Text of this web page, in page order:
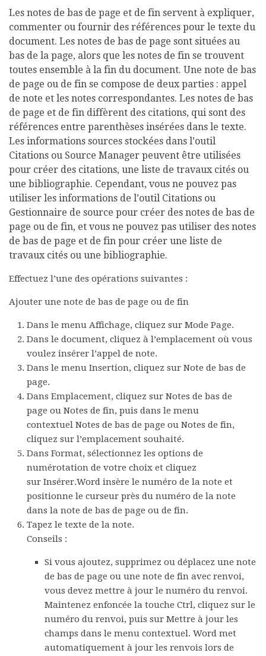
Les notes de bas de page et de fin servent à expliquer,
commenter ou fournir des références pour le texte du
document. Les notes de bas de page sont situées au
bas de la page, alors que les notes de fin se trouvent
toutes ensemble à la fin du document. Une note de bas
de page ou de fin se compose de deux parties : appel
de note et les notes correspondantes. Les notes de bas
de page et de fin diffèrent des citations, qui sont des
références entre parenthèses insérées dans le texte.
Les informations sources stockées dans l’outil
Citations ou Source Manager peuvent être utilisées
pour créer des citations, une liste de travaux cités ou
une bibliographie. Cependant, vous ne pouvez pas
utiliser les informations de l’outil Citations ou
Gestionnaire de source pour créer des notes de bas de
page ou de fin, et vous ne pouvez pas utiliser des notes
de bas de page et de fin pour créer une liste de
travaux cités ou une bibliographie.
Effectuez l’une des opérations suivantes :
Ajouter une note de bas de page ou de fin
Dans le menu Affichage, cliquez sur Mode Page.
Dans le document, cliquez à l’emplacement où vous
voulez insérer l’appel de note.
Dans le menu Insertion, cliquez sur Note de bas de
page.
Dans Emplacement, cliquez sur Notes de bas de
page ou Notes de fin, puis dans le menu
contextuel Notes de bas de page ou Notes de fin,
cliquez sur l’emplacement souhaité.
Dans Format, sélectionnez les options de
numérotation de votre choix et cliquez
sur Insérer.Word insère le numéro de la note et
positionne le curseur près du numéro de la note
dans la note de bas de page ou de fin.
Tapez le texte de la note.
Conseils :
Si vous ajoutez, supprimez ou déplacez une note
de bas de page ou une note de fin avec renvoi,
vous devez mettre à jour le numéro du renvoi.
Maintenez enfoncée la touche Ctrl, cliquez sur le
numéro du renvoi, puis sur Mettre à jour les
champs dans le menu contextuel. Word met
automatiquement à jour les renvois lors de